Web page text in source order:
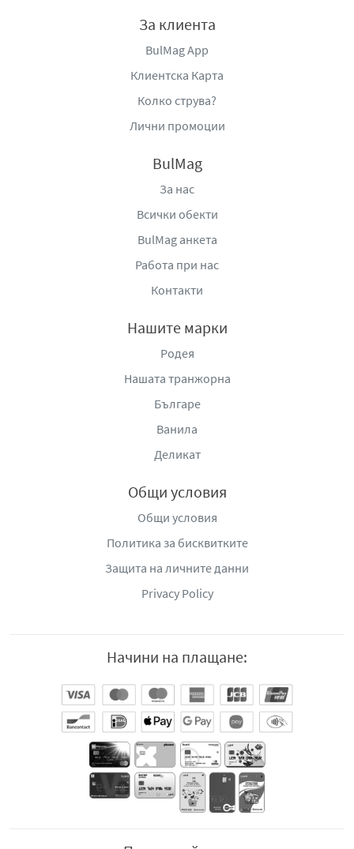
За клиента
BulMag App
Клиентска Карта
Колко струва?
Лични промоции
BulMag
За нас
Всички обекти
BulMag анкета
Работа при нас
Контакти
Нашите марки
Родея
Нашата транжорна
Българе
Ванила
Деликат
Общи условия
Общи условия
Политика за бисквитките
Защита на личните данни
Privacy Policy
Начини на плащане: